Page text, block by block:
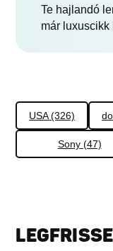
Te hajlandó
már luxuscikk
USA (326)
Sony (47)